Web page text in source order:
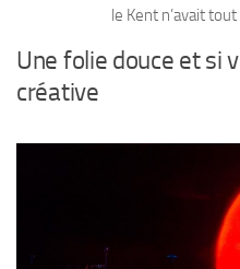
le Kent n’avait
Une folie douce et si
créative